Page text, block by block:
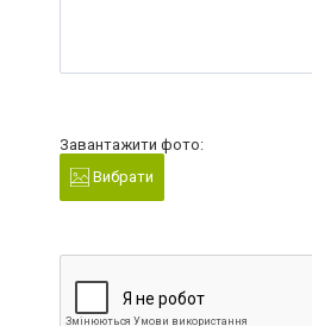
Завантажити фото:
Вибрати